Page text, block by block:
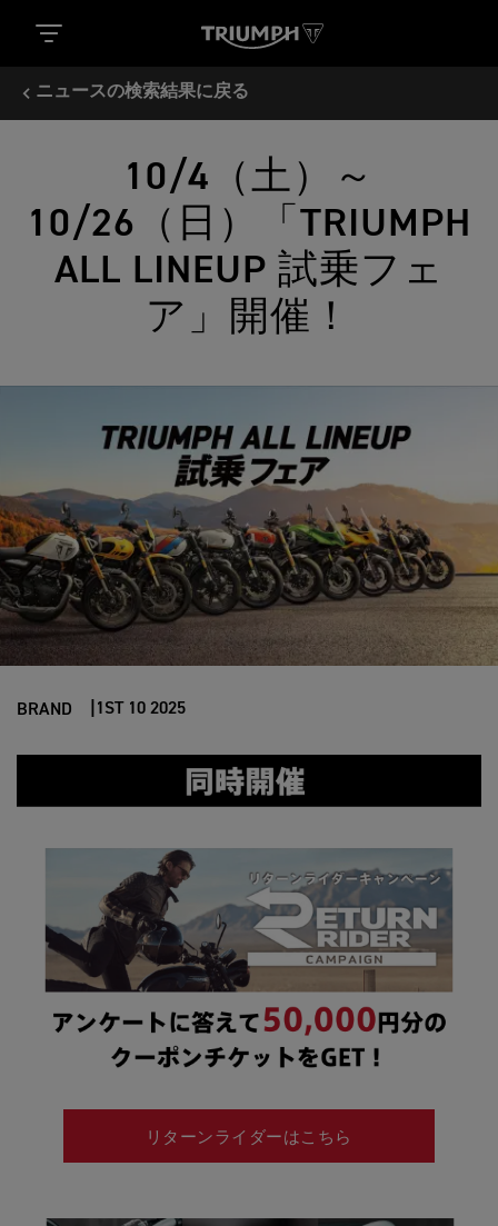
ニュースの検索結果に戻る
10/4（土）～
10/26（日）「TRIUMPH
ALL LINEUP 試乗フェ
ア」開催！
BRAND 1ST 10 2025
リターンライダーはこちら